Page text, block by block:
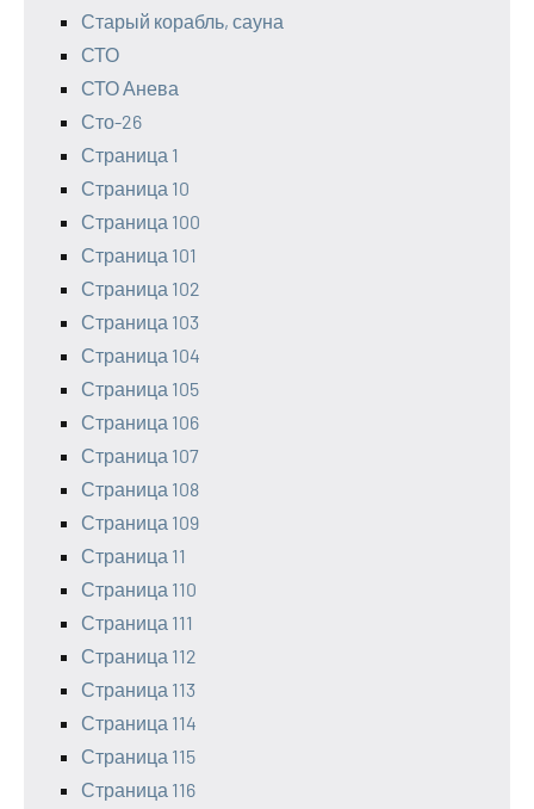
Старый корабль, сауна
СТО
СТО Анева
Сто-26
Страница 1
Страница 10
Страница 100
Страница 101
Страница 102
Страница 103
Страница 104
Страница 105
Страница 106
Страница 107
Страница 108
Страница 109
Страница 11
Страница 110
Страница 111
Страница 112
Страница 113
Страница 114
Страница 115
Страница 116